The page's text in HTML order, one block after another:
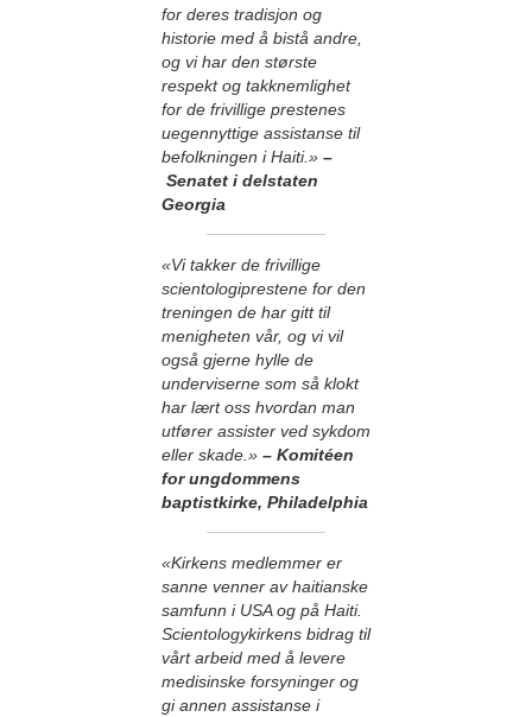
for deres tradisjon og
historie med å bistå andre,
og vi har den største
respekt og takknemlighet
for de frivillige prestenes
uegennyttige assistanse til
befolkningen i Haiti.» –
Senatet i delstaten
Georgia
«Vi takker de frivillige
scientologiprestene for den
treningen de har gitt til
menigheten vår, og vi vil
også gjerne hylle de
underviserne som så klokt
har lært oss hvordan man
utfører assister ved sykdom
eller skade.» – Komitéen
for ungdommens
baptistkirke, Philadelphia
«Kirkens medlemmer er
sanne venner av haitianske
samfunn i USA og på Haiti.
Scientologykirkens bidrag til
vårt arbeid med å levere
medisinske forsyninger og
gi annen assistanse i